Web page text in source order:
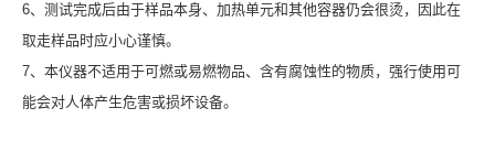
6、测试完成后由于样品本身、加热单元和其他容器仍会很烫，因此在
取走样品时应小心谨慎。
7、本仪器不适用于可燃或易燃物品、含有腐蚀性的物质，强行使用可
能会对人体产生危害或损坏设备。